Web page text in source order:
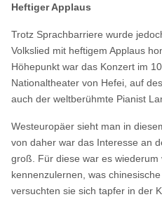
Heftiger Applaus
Trotz Sprachbarriere wurde
Volkslied mit heftigem Applaus
Höhepunkt war das Konzert im
Nationaltheater von Hefei, auf
auch der weltberühmte Pianist
Westeuropäer sieht man in
von daher war das Interesse an
groß. Für diese war es
kennenzulernen, was
versuchten sie sich tapfer in der